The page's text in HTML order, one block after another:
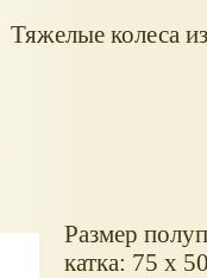
Тяжелые колеса
Размер
катка: 75 х